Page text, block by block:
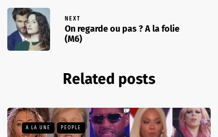
NEXT
On regarde ou pas ? A la folie
(M6)
Related posts
A LA UNE PEOPLE